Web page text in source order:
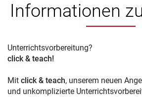
Informationen
Unterrichtsvorbereitung?
click & teach!
Mit click & teach, unserem neuen
und unkomplizierte